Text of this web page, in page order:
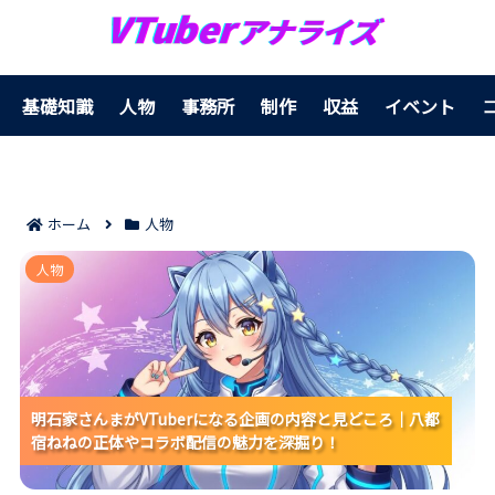
基礎知識 人物 事務所 制作 収益 イベント
ホーム 人物
明石家さんまがVTuberになる企画の内容と見どころ｜
八都宿ねねの正体やコラボ配信の魅力を深掘り！
明石家さんまがVTuberになる企画の内容と見どころ｜八都
宿ねねの正体やコラボ配信の魅力を深掘り！
明石家さんまがVTuberになる企画の内容と見どころ｜八都
宿ねねの正体やコラボ配信の魅力を深掘り！
明石家さんまがVTuberになる企画の内容と見どころ｜八都
宿ねねの正体やコラボ配信の魅力を深掘り！
人物